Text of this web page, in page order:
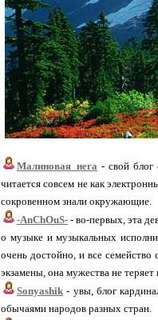
Малиновая_нега - свой блог
читается совсем не как
сокровенном знали окружающие.
-AnChOuS- - во-первых, эта
о музыке и музыкальных
очень достойно, и все семейство
экзамены, она мужества не
Sonyashik - увы, блог
обычаями народов разных стран.